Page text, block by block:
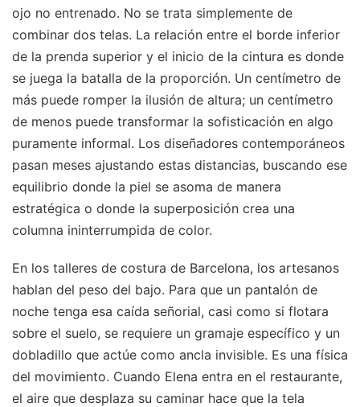
ojo no entrenado. No se trata simplemente de
combinar dos telas. La relación entre el borde inferior
de la prenda superior y el inicio de la cintura es donde
se juega la batalla de la proporción. Un centímetro de
más puede romper la ilusión de altura; un centímetro
de menos puede transformar la sofisticación en algo
puramente informal. Los diseñadores contemporáneos
pasan meses ajustando estas distancias, buscando ese
equilibrio donde la piel se asoma de manera
estratégica o donde la superposición crea una
columna ininterrumpida de color.
En los talleres de costura de Barcelona, los artesanos
hablan del peso del bajo. Para que un pantalón de
noche tenga esa caída señorial, casi como si flotara
sobre el suelo, se requiere un gramaje específico y un
dobladillo que actúe como ancla invisible. Es una física
del movimiento. Cuando Elena entra en el restaurante,
el aire que desplaza su caminar hace que la tela